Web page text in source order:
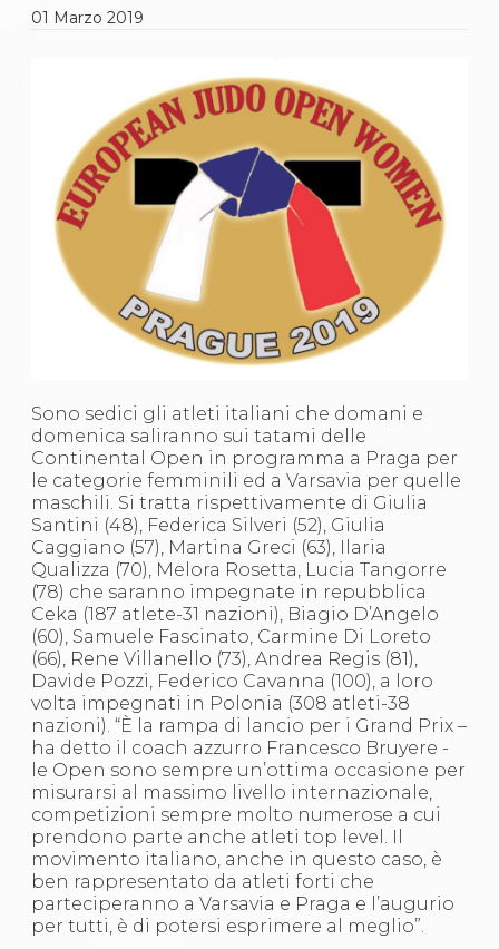
La disciplina
News
Attività Didattica
Albi Federali
Karate
La disciplina
Gare e Risultati
Attività Didattica
Albi Federali
Arti marziali
Aikido
Sumo
Capoeira
Grappling
BJJ
Pancrazio/Pankration
S'istrumpa
News
Calendario Attività
Difesa Personale MGA
La disciplina
News
Merchandising
Mappa del sito
Cerca
Contatti
News
Cookies Accept
Newsletter
Catalogo formativo
Webinar
Corsi Monotematici
Corsi di Specializzazione
Corsi FIJLKAM-FISDIR
Corsi Preparatore Fisico
Edutraining class - Didattica infantile
01 Marzo2019
Sono sedici gli atleti italiani che domani e
domenica saliranno sui tatami delle
Continental Open in programma a Praga per
le categorie femminili ed a Varsavia per quelle
maschili. Si tratta rispettivamente di Giulia
Santini (48), Federica Silveri (52), Giulia
Caggiano (57), Martina Greci (63), Ilaria
Qualizza (70), Melora Rosetta, Lucia Tangorre
(78) che saranno impegnate in repubblica
Ceka (187 atlete-31 nazioni), Biagio D’Angelo
(60), Samuele Fascinato, Carmine Di Loreto
(66), Rene Villanello (73), Andrea Regis (81),
Davide Pozzi, Federico Cavanna (100), a loro
volta impegnati in Polonia (308 atleti-38
nazioni). “È la rampa di lancio per i Grand Prix –
ha detto il coach azzurro Francesco Bruyere -
le Open sono sempre un’ottima occasione per
misurarsi al massimo livello internazionale,
competizioni sempre molto numerose a cui
prendono parte anche atleti top level. Il
movimento italiano, anche in questo caso, è
ben rappresentato da atleti forti che
parteciperanno a Varsavia e Praga e l’augurio
per tutti, è di potersi esprimere al meglio”.